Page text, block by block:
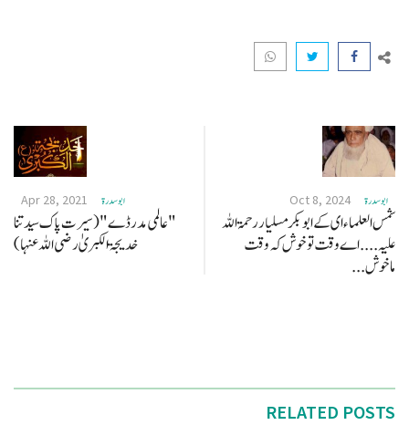
ابو سدرة Oct 8, 2024
شمس العلماء ای کے ابو بکر مسلیار رحمۃ اللہ
علیہ .... اے وقت تو خوش کہ وقت
ماخوش...
ابو سدرة Apr 28, 2021
"عالمی مدر ڈے" (سيرت پاک سیدتنا
خدیجۃ الکبریٰ رضی اللہ عنہا)
RELATED POSTS